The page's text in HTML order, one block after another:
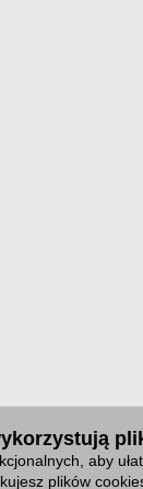
aby
plików